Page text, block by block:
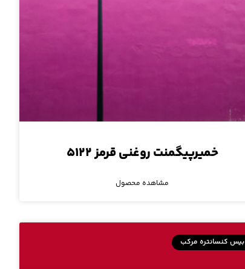
خمیرپیگمنت روغنی قرمز ۵۱۲۲
مشاهده محصول
بیس کنسانتره مرکب